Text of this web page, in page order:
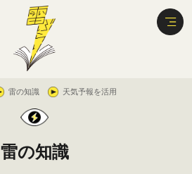
雷の知識 天気予報を活用
雷の知識